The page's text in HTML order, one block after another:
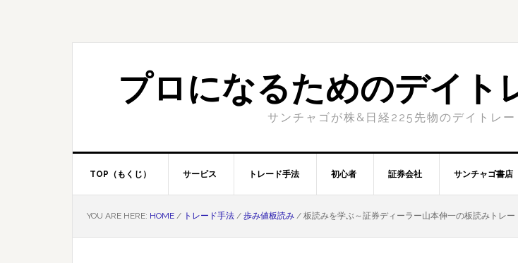
プロになるためのデイト
サンチャゴが株&日経225先物のデイトレ
TOP（もくじ） サービス トレード手法 初心者 証券会社 サンチャゴ書店
YOU ARE HERE: HOME / トレード手法 / 歩み値板読み / 板読みを学ぶ～証券ディーラー山本伸一の板読みトレー